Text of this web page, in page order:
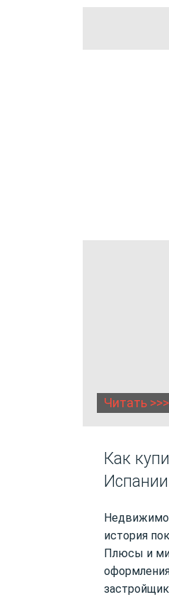
Читать >>>
Как
история
Плюсы и